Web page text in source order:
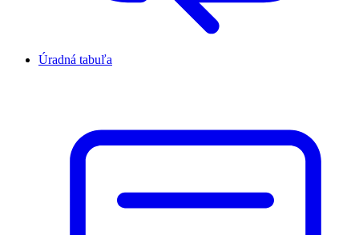
Úradná tabuľa